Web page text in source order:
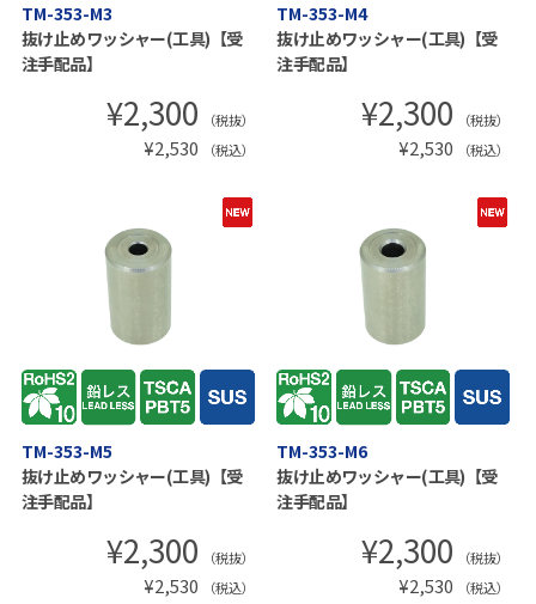
TM-353-M3
抜け止めワッシャー(工具)【受
注手配品】
¥2,300 （税抜）
¥2,530 （税込）
TM-353-M4
抜け止めワッシャー(工具)【受
注手配品】
¥2,300 （税抜）
¥2,530 （税込）
TM-353-M5
抜け止めワッシャー(工具)【受
注手配品】
¥2,300 （税抜）
¥2,530 （税込）
TM-353-M6
抜け止めワッシャー(工具)【受
注手配品】
¥2,300 （税抜）
¥2,530 （税込）